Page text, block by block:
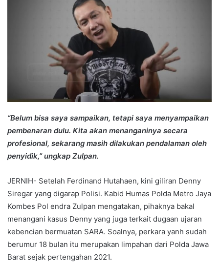
“Belum bisa saya sampaikan, tetapi saya menyampaikan
pembenaran dulu. Kita akan menanganinya secara
profesional, sekarang masih dilakukan pendalaman oleh
penyidik,” ungkap Zulpan.
JERNIH- Setelah Ferdinand Hutahaen, kini giliran Denny
Siregar yang digarap Polisi. Kabid Humas Polda Metro Jaya
Kombes Pol endra Zulpan mengatakan, pihaknya bakal
menangani kasus Denny yang juga terkait dugaan ujaran
kebencian bermuatan SARA. Soalnya, perkara yanh sudah
berumur 18 bulan itu merupakan limpahan dari Polda Jawa
Barat sejak pertengahan 2021.